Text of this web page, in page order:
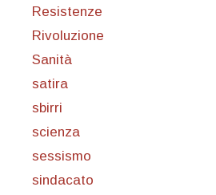
Resistenze
Rivoluzione
Sanità
satira
sbirri
scienza
sessismo
sindacato